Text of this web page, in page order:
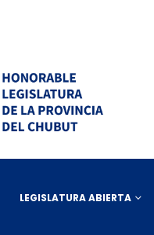
LEGISLATURA ABIERTA